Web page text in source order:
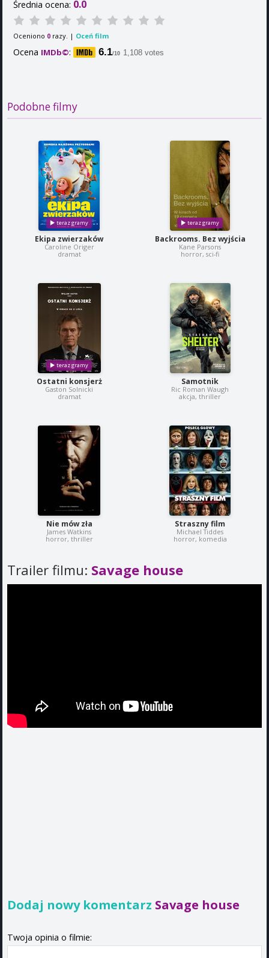
Średnia ocena: 0.0
Oceniono 0 razy. | Oceń film
Ocena IMDb©: 6.1/10 1,108 votes
Podobne filmy
Ekipa zwierzaków
Caroline Origer
dramat
Backrooms. Bez wyjścia
Kane Parsons
horror, sci-fi
Ostatni konsjerż
Gaston Solnicki
dramat
Samotnik
Ric Roman Waugh
akcja, thriller
Nie mów zła
James Watkins
horror, thriller
Straszny film
Michael Tiddes
horror, komedia
Trailer filmu: Savage house
Dodaj nowy komentarz Savage house
Twoja opinia o filmie: